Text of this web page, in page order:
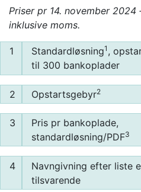
Priser pr 14. november 2024
inklusive moms.
1 Standardløsning1 ,
til 300 bankoplader
2 Opstartsgebyr2
3
Pris pr bankoplade,
standardløsning/PDF3
4
Navngivning efter liste
tilsvarende